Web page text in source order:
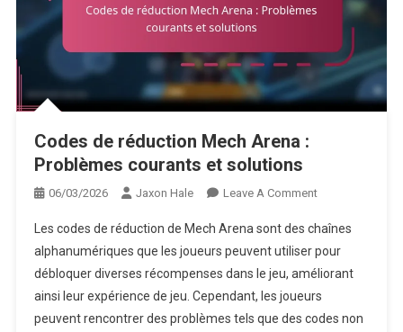
Codes de réduction Mech Arena :
Problèmes courants et solutions
06/03/2026 Jaxon Hale Leave A CommentOn
De
Réduction
Mech
Arena
:
Les codes de réduction de Mech Arena sont des chaînes
alphanumériques que les joueurs peuvent utiliser pour
débloquer diverses récompenses dans le jeu, améliorant
ainsi leur expérience de jeu. Cependant, les joueurs
peuvent rencontrer des problèmes tels que des codes non